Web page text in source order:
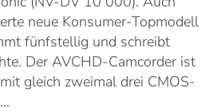
neue Konsumer-Topmodell
fünfstellig und schreibt
Der AVCHD-Camcorder ist
gleich zweimal drei CMOS-